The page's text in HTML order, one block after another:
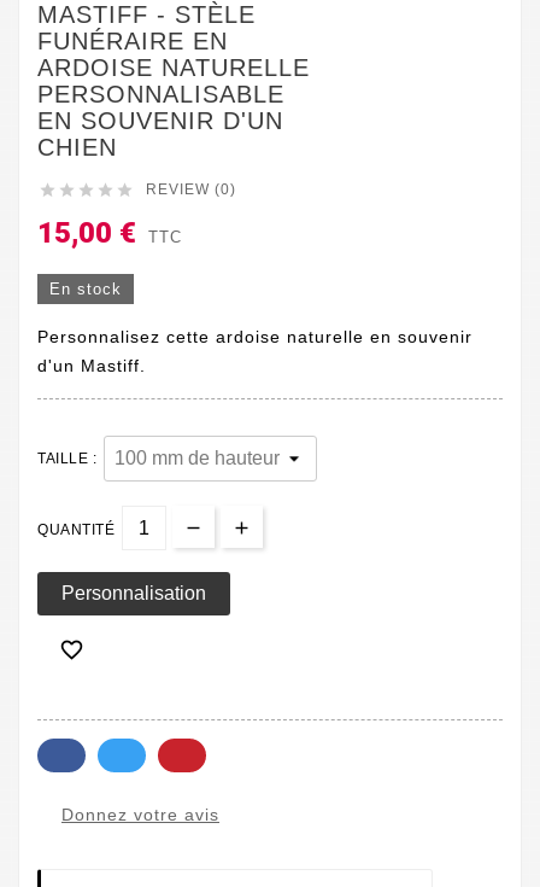
MASTIFF - STÈLE
FUNÉRAIRE EN
ARDOISE NATURELLE
PERSONNALISABLE
EN SOUVENIR D'UN
CHIEN
     REVIEW (0)
15,00 € TTC
En stock
Personnalisez cette ardoise naturelle en souvenir
d'un Mastiff.
TAILLE :
QUANTITÉ
Personnalisation

Donnez votre avis